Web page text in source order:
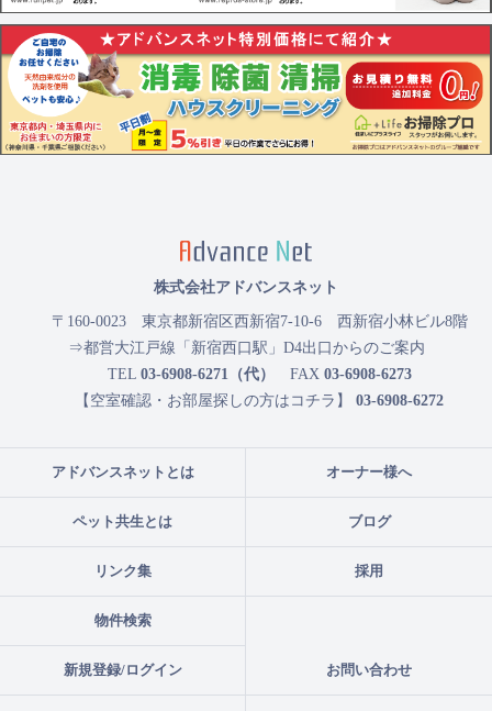
アドバンスネットとは オーナー様へ
ペット共生とは ブログ
リンク集 採用
物件検索
新規登録/ログイン お問い合わせ
株式会社アドバンスネット
〒160-0023 東京都新宿区西新宿7-10-6 西新宿小林ビル8階
⇒都営大江戸線「新宿西口駅」D4出口からのご案内
TEL 03-6908-6271（代） FAX 03-6908-6273
【空室確認・お部屋探しの方はコチラ】 03-6908-6272